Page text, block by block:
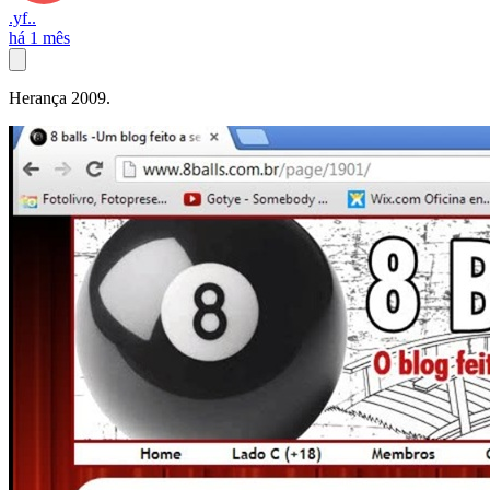
.yf..
há 1 mês
Herança 2009.